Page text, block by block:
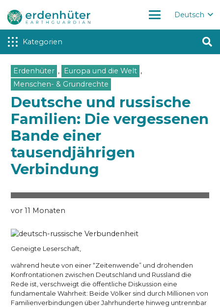
Deutsch
Kategorien
Erdenhüter , Europa und die Welt ,
Menschen- & Grundrechte
Deutsche und russische
Familien: Die vergessenen
Bande einer
tausendjährigen
Verbindung
vor 11 Monaten
Geneigte Leserschaft,
während heute von einer “Zeitenwende” und drohenden
Konfrontationen zwischen Deutschland und Russland die
Rede ist, verschweigt die öffentliche Diskussion eine
fundamentale Wahrheit: Beide Völker sind durch Millionen von
Familienverbindungen über Jahrhunderte hinweg untrennbar